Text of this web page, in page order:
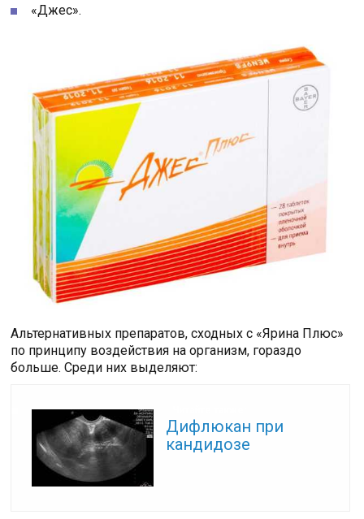
«Джес».
Альтернативных препаратов, сходных с «Ярина Плюс»
по принципу воздействия на организм, гораздо
больше. Среди них выделяют:
Дифлюкан при
кандидозе